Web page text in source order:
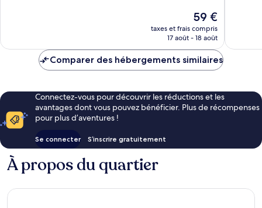
Le
nouveau
prix
de
59 €
taxes et frais compris
17 août - 18 août
Comparer des hébergements similaires
Connectez-vous pour découvrir les réductions et les
avantages dont vous pouvez bénéficier. Plus de récompenses
pour plus d’aventures !
Se connecter S’inscrire gratuitement
À propos du quartier